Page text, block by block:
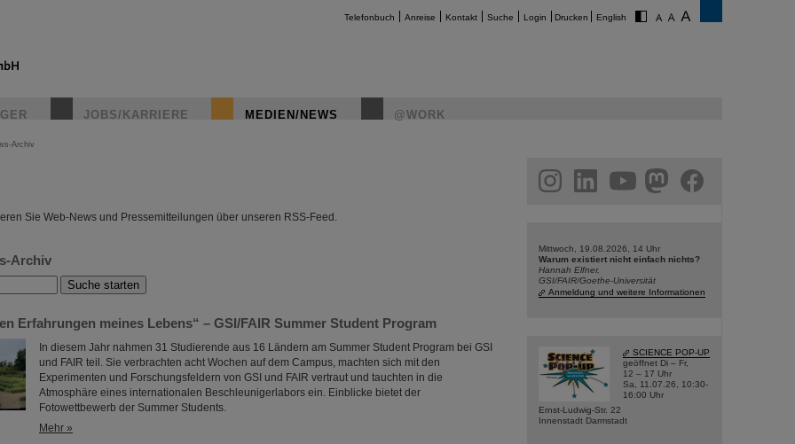
Telefonbuch Anreise Kontakt Suche Login Drucken English
JOBS/KARRIERE MEDIEN/NEWS @WORK
Archiv
Sie Web-News und Pressemitteilungen über unseren RSS-Feed.
Archiv
Erfahrungen meines Lebens“ – GSI/FAIR Summer Student Program
In diesem Jahr nahmen 31 Studierende aus 16 Ländern am Summer Student Program bei GSI
und FAIR teil. Sie verbrachten acht Wochen auf dem Campus, machten sich mit den
Experimenten und Forschungsfeldern von GSI und FAIR vertraut und tauchten in die
Atmosphäre eines internationalen Beschleunigerlabors ein. Einblicke bietet der
Fotowettbewerb der Summer Students.
Mehr »
facebook
Mittwoch, 19.08.2026, 14 Uhr
Warum existiert nicht einfach nichts?
Hannah Elfner,
GSI/FAIR/Goethe-Universität
Anmeldung und weitere Informationen
SCIENCE POP-UP
geöffnet Di – Fr,
12 – 17 Uhr
Sa, 11.07.26, 10:30-
16:00 Uhr
Ernst-Ludwig-Str. 22
Innenstadt Darmstadt